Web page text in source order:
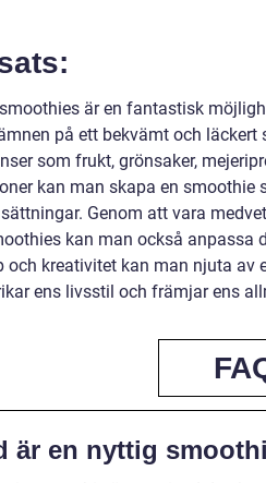
är en fantastisk
på ett bekvämt och
som frukt, grönsaker,
kan man skapa en smoothie
Genom att vara
kan man också anpassa
och kreativitet kan man njuta av
ens livsstil och främjar ens
är en nyttig